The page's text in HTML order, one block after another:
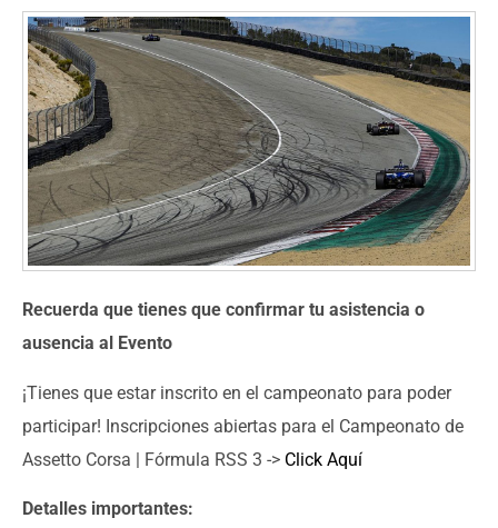
Recuerda que tienes que confirmar tu asistencia o
ausencia al Evento
¡Tienes que estar inscrito en el campeonato para poder
participar! Inscripciones abiertas para el Campeonato de
Assetto Corsa | Fórmula RSS 3 -> Click Aquí
Detalles importantes: